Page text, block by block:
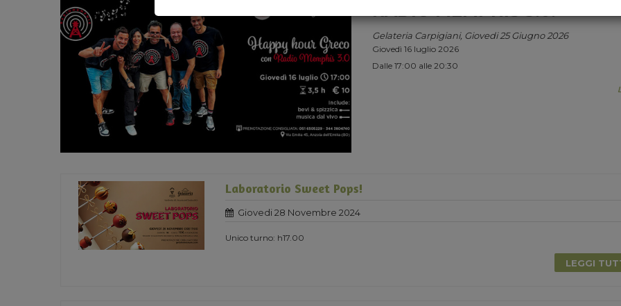
RADIO MEMPHIS 3.0.
Gelateria Carpigiani, Giovedi 25 Giugno 2026
Giovedì 16 luglio 2026
Dalle 17:00 alle 20:30
Laboratorio Sweet Pops!
Giovedi 28 Novembre 2024
Unico turno: h17.00
LEGGI